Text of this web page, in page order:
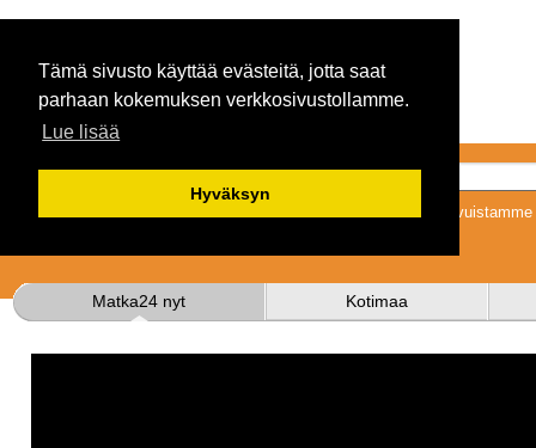
Tämä sivusto käyttää evästeitä, jotta saat
parhaan kokemuksen verkkosivustollamme.
Lue lisää
Hyväksyn
Tykkäämällä
Matka24 nyt Kotimaa